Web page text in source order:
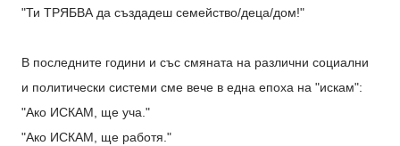
"Ти ТРЯБВА да създадеш семейство/деца/дом!"
В последните години и със смяната на различни социални
и политически системи сме вече в една епоха на "искам":
"Ако ИСКАМ, ще уча."
"Ако ИСКАМ, ще работя."